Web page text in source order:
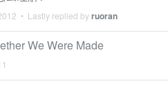
• Lastly replied byruoran
We Were Made